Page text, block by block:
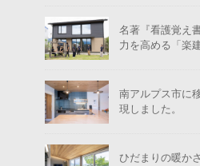
名著『看護覚え
力を高める「楽
南アルプス市に
現しました。
ひだまりの暖か